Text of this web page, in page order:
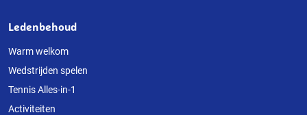
Ledenbehoud
Warm welkom
Wedstrijden spelen
Tennis Alles-in-1
Activiteiten